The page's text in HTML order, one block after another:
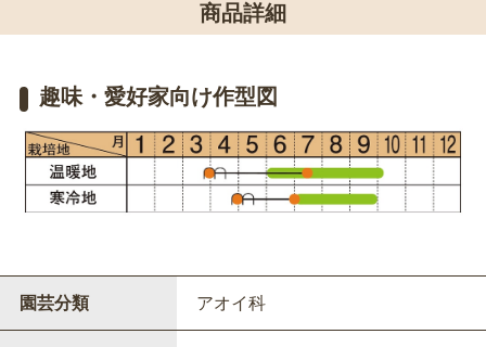
商品詳細
趣味・愛好家向け作型図
園芸分類 アオイ科